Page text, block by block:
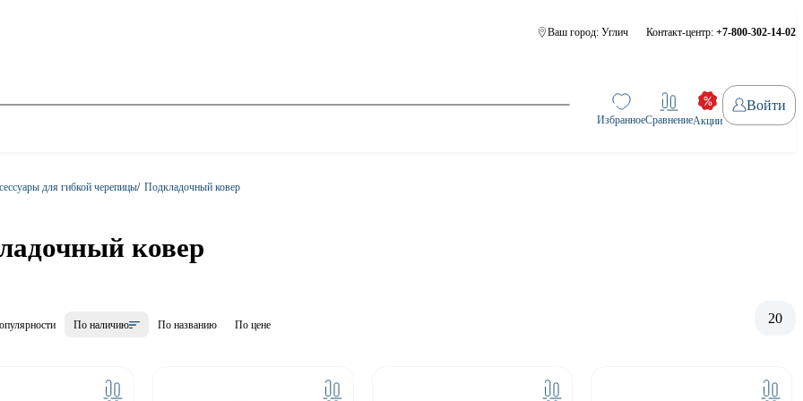
Ваш город: Углич Контакт-центр: +7-800-302-14-02
ИзбранноеСравнениеАкции
Войти
для гибкой черепицы/ Подкладочный ковер
ковер
По наличию По названию По цене 20